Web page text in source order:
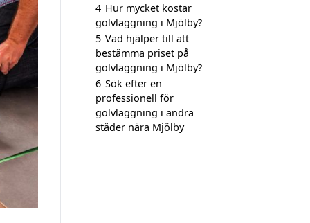
4 Hur mycket kostar
golvläggning i Mjölby?
5 Vad hjälper till att
bestämma priset på
golvläggning i Mjölby?
6 Sök efter en
professionell för
golvläggning i andra
städer nära Mjölby